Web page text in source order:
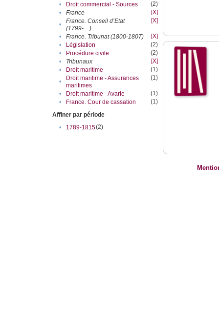
• Droit commercial - Sources
(2)
•
France
[X]
•
France. Conseil d’Etat
(1799-....)
[X]
• France. Tribunat (1800-1807)
[X]
•
Législation
(2)
•
Procédure civile
(2)
•
Tribunaux
[X]
•
Droit maritime
(1)
•
Droit maritime - Assurances
maritimes
(1)
• Droit maritime - Avarie
(1)
•
France. Cour de cassation
(1)
Affiner par période
•
1789-1815(2)